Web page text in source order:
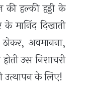
की हल्की हड्डी के
मानिंद दिखाती
ठोकर,अवमानना,
उस निशाचरी
उत्थापन के लिए!